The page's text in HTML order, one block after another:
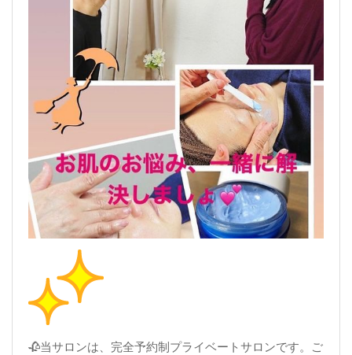
🥀当サロンは、完全予約制プライベートサロンです。ご